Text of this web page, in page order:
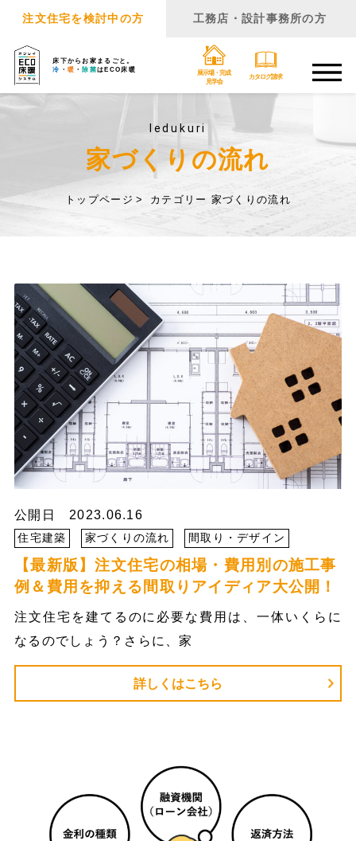
床下からお家まるごと。
冷 ・ 暖 ・ 除菌はECO床暖
展示場・完成
見学会
カタログ請求
注文住宅を検討中の方 工務店・設計事務所の方
Iedukuri
家づくりの流れ
トップページ カテゴリー 家づくりの流れ
公開日 2023.06.16
住宅建築 家づくりの流れ 間取り・デザイン
【最新版】注文住宅の相場・費用別の施工事
例＆費用を抑える間取りアイディア大公開！
注文住宅を建てるのに必要な費用は、一体いくらに
なるのでしょう？さらに、家
詳しくはこちら